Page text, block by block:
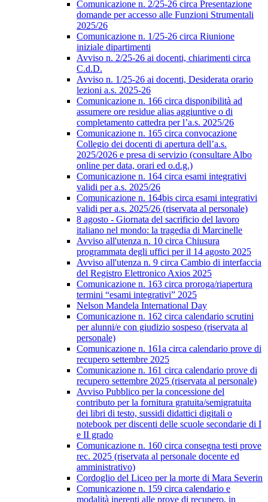
Comunicazione n. 2/25-26 circa Presentazione
domande per accesso alle Funzioni Strumentali
2025/26
Comunicazione n. 1/25-26 circa Riunione
iniziale dipartimenti
Avviso n. 2/25-26 ai docenti, chiarimenti circa
C.d.D.
Avviso n. 1/25-26 ai docenti, Desiderata orario
lezioni a.s. 2025-26
Comunicazione n. 166 circa disponibilità ad
assumere ore residue alias aggiuntive o di
completamento cattedra per l’a.s. 2025/26
Comunicazione n. 165 circa convocazione
Collegio dei docenti di apertura dell’a.s.
2025/2026 e presa di servizio (consultare Albo
online per data, orari ed o.d.g.)
Comunicazione n. 164 circa esami integrativi
validi per a.s. 2025/26
Comunicazione n. 164bis circa esami integrativi
validi per a.s. 2025/26 (riservata al personale)
8 agosto - Giornata del sacrificio del lavoro
italiano nel mondo: la tragedia di Marcinelle
Avviso all'utenza n. 10 circa Chiusura
programmata degli uffici per il 14 agosto 2025
Avviso all'utenza n. 9 circa Cambio di interfaccia
del Registro Elettronico Axios 2025
Comunicazione n. 163 circa proroga/riapertura
termini “esami integrativi” 2025
Nelson Mandela International Day
Comunicazione n. 162 circa calendario scrutini
per alunni/e con giudizio sospeso (riservata al
personale)
Comunicazione n. 161a circa calendario prove di
recupero settembre 2025
Comunicazione n. 161 circa calendario prove di
recupero settembre 2025 (riservata al personale)
Avviso Pubblico per la concessione del
contributo per la fornitura gratuita/semigratuita
dei libri di testo, sussidi didattici digitali o
notebook per discenti delle scuole secondarie di I
e II grado
Comunicazione n. 160 circa consegna testi prove
rec. 2025 (riservata al personale docente ed
amministrativo)
Cordoglio del Liceo per la morte di Mara Severin
Comunicazione n. 159 circa calendario e
modalità inerenti alle prove di recupero, in